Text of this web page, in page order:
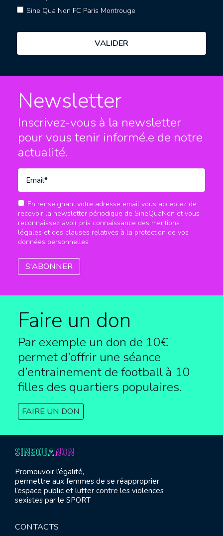
Sine Qua Non FC Paris Montrouge
Newsletter
Inscrivez-vous à la newsletter
pour vous tenir informé.e de notre
actualité.
En renseignant votre adresse email vous acceptez de
recevoir la newsletter périodique de SineQuaNon et vous
reconnaissez avoir pris connaissance des mentions
légales et des clauses relatives à la protection de vos
données personnelles.
Faire un don
Par exemple un don de 10€
permet d’offrir une séance
d’entrainement de football à 10
filles des quartiers populaires.
FAIRE UN DON
Promouvoir l’égalité,
permettre aux femmes de se réapproprier
l’espace public et lutter contre les violences
sexistes par le SPORT
CONTACTS